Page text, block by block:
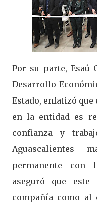
Por su parte, Esaú
Desarrollo
Estado, enfatizó
en la entidad es
confianza y
Aguascalientes
permanente con
aseguró que
compañía como al